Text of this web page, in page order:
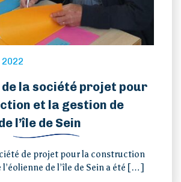
la société projet pour
et la gestion de
l’île de Sein
de projet pour la construction
de l’île de Sein a été […]